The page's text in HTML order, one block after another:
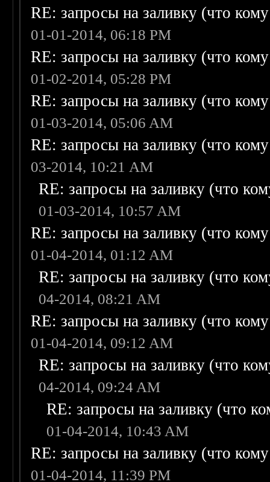
RE: запросы на заливку (что
01-01-2014, 06:18 PM
RE: запросы на заливку (что
01-02-2014, 05:28 PM
RE: запросы на заливку (что
01-03-2014, 05:06 AM
RE: запросы на заливку (что
03-2014, 10:21 AM
RE: запросы на заливку (что
01-03-2014, 10:57 AM
RE: запросы на заливку (что
01-04-2014, 01:12 AM
RE: запросы на заливку (что
04-2014, 08:21 AM
RE: запросы на заливку (что
01-04-2014, 09:12 AM
RE: запросы на заливку (что
04-2014, 09:24 AM
RE: запросы на заливку (что
01-04-2014, 10:43 AM
RE: запросы на заливку (что
01-04-2014, 11:39 PM